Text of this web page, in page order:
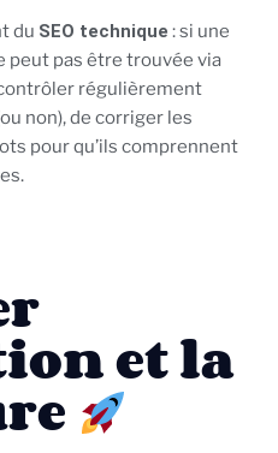
du SEO technique : si une
peut pas être trouvée via
régulièrement
non), de corriger les
pour qu’ils comprennent
et la